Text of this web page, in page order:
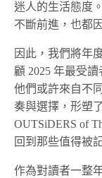
迷人的生活態度
不斷前進，也都
因此，我們將年
顧 2025 年最受
他們或許來自不
奏與選擇，形塑
OUTSiDERS of
回到那些值得被
作為對讀者一整